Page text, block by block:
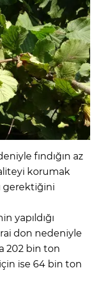
fındığın az
korumak
gerektiğini
yapıldığı
don nedeniyle
202 bin ton
için ise 64 bin ton